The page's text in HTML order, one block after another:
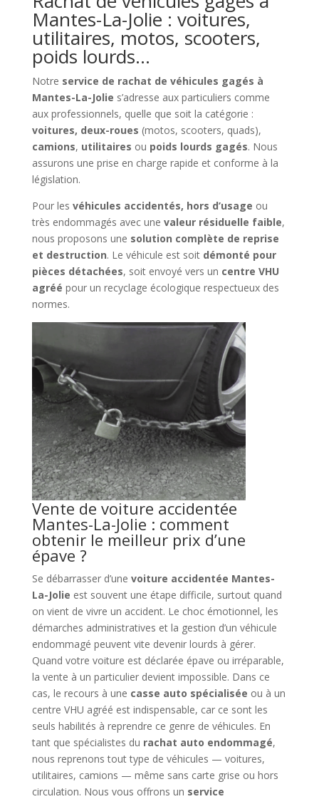
Mantes-La-Jolie : voitures,
utilitaires, motos, scooters,
poids lourds…
Notre service de rachat de véhicules gagés à
Mantes-La-Jolie s’adresse aux particuliers comme
aux professionnels, quelle que soit la catégorie :
voitures, deux-roues (motos, scooters, quads),
camions, utilitaires ou poids lourds gagés. Nous
assurons une prise en charge rapide et conforme à la
législation.
Pour les véhicules accidentés, hors d’usage ou
très endommagés avec une valeur résiduelle faible,
nous proposons une solution complète de reprise
et destruction. Le véhicule est soit démonté pour
pièces détachées, soit envoyé vers un centre VHU
agréé pour un recyclage écologique respectueux des
normes.
Vente de voiture accidentée
Mantes-La-Jolie : comment
obtenir le meilleur prix d’une
épave ?
Se débarrasser d’une voiture accidentée Mantes-
La-Jolie est souvent une étape difficile, surtout quand
on vient de vivre un accident. Le choc émotionnel, les
démarches administratives et la gestion d’un véhicule
endommagé peuvent vite devenir lourds à gérer.
Quand votre voiture est déclarée épave ou irréparable,
la vente à un particulier devient impossible. Dans ce
cas, le recours à une casse auto spécialisée ou à un
centre VHU agréé est indispensable, car ce sont les
seuls habilités à reprendre ce genre de véhicules. En
tant que spécialistes du rachat auto endommagé,
nous reprenons tout type de véhicules — voitures,
utilitaires, camions — même sans carte grise ou hors
circulation. Nous vous offrons un service